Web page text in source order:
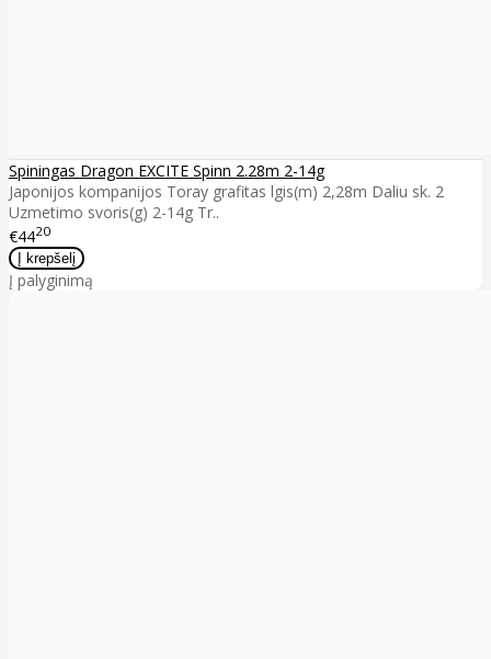
Spiningas Dragon EXCITE Spinn 2.28m 2-14g
Japonijos kompanijos Toray grafitas lgis(m) 2,28m Daliu sk. 2
Uzmetimo svoris(g) 2-14g Tr..
€4420
Į palyginimą